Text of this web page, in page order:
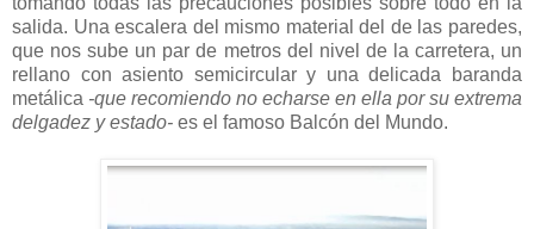
salida. Una escalera del mismo material del de las paredes,
que nos sube un par de metros del nivel de la carretera, un
rellano con asiento semicircular y una delicada baranda
metálica -que recomiendo no echarse en ella por su extrema
delgadez y estado- es el famoso Balcón del Mundo.